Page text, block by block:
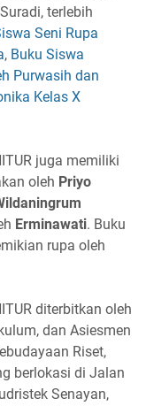
terlebih
Seni Rupa
, Buku Siswa
Purwasih dan
Kelas X
juga memiliki
oleh Priyo
Erminawati. Buku
rupa oleh
diterbitkan oleh
dan Asiesmen
Riset,
berlokasi di Jalan
Senayan,